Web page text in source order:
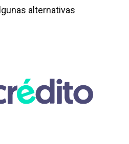
alternativas